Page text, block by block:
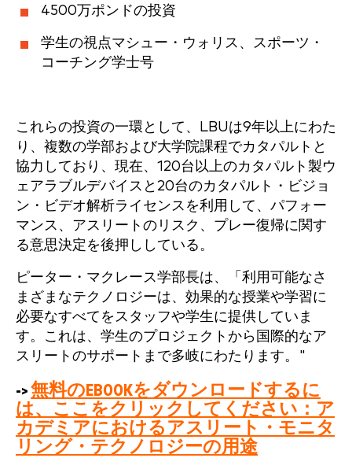
4500万ポンドの投資
学生の視点マシュー・ウォリス、スポーツ・
コーチング学士号
これらの投資の一環として、LBUは9年以上にわた
り、複数の学部および大学院課程でカタパルトと
協力しており、現在、120台以上のカタパルト製ウ
ェアラブルデバイスと20台のカタパルト・ビジョ
ン・ビデオ解析ライセンスを利用して、パフォー
マンス、アスリートのリスク、プレー復帰に関す
る意思決定を後押ししている。
ピーター・マクレース学部長は、「利用可能なさ
まざまなテクノロジーは、効果的な授業や学習に
必要なすべてをスタッフや学生に提供していま
す。これは、学生のプロジェクトから国際的なア
スリートのサポートまで多岐にわたります。"
->無料のEBOOKをダウンロードするに
は、ここをクリックしてください：ア
カデミアにおけるアスリート・モニタ
リング・テクノロジーの用途